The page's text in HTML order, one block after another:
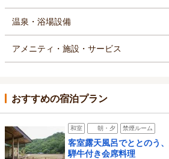
温泉・浴場設備
アメニティ・施設・サービス
おすすめの宿泊プラン
和室 朝・夕 禁煙ルーム
客室露天風呂でととのう
騨牛付き会席料理